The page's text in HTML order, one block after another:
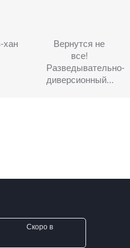
хан
Вернутся не
все!
Разведывательно-
диверсионный...
Скоро в